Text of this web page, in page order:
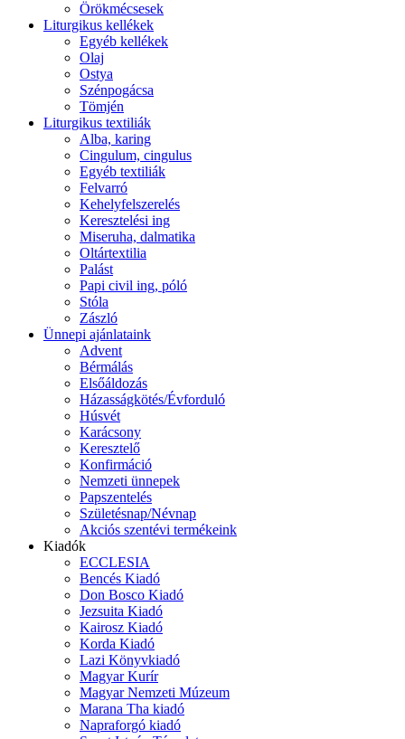
Örökmécsesek
Liturgikus kellékek
Egyéb kellékek
Olaj
Ostya
Szénpogácsa
Tömjén
Liturgikus textiliák
Alba, karing
Cingulum, cingulus
Egyéb textiliák
Felvarró
Kehelyfelszerelés
Keresztelési ing
Miseruha, dalmatika
Oltártextilia
Palást
Papi civil ing, póló
Stóla
Zászló
Ünnepi ajánlataink
Advent
Bérmálás
Elsőáldozás
Házasságkötés/Évforduló
Húsvét
Karácsony
Keresztelő
Konfirmáció
Nemzeti ünnepek
Papszentelés
Születésnap/Névnap
Akciós szentévi termékeink
Kiadók
ECCLESIA
Bencés Kiadó
Don Bosco Kiadó
Jezsuita Kiadó
Kairosz Kiadó
Korda Kiadó
Lazi Könyvkiadó
Magyar Kurír
Magyar Nemzeti Múzeum
Marana Tha kiadó
Napraforgó kiadó